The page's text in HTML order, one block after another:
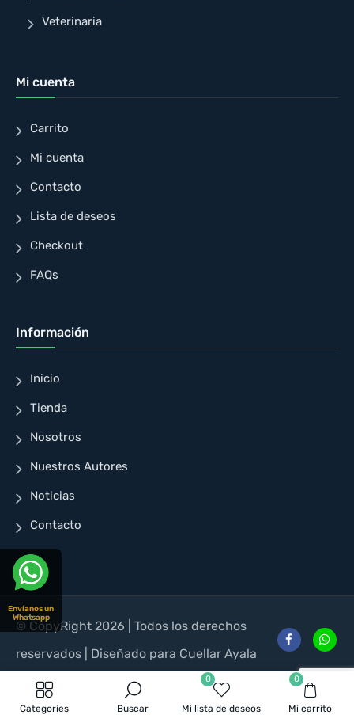
Categories Buscar
0
Mi lista de deseos
0
Mi carrito
Veterinaria
Mi cuenta
Carrito
Mi cuenta
Contacto
Lista de deseos
Checkout
FAQs
Información
Inicio
Tienda
Nosotros
Nuestros Autores
Noticias
Contacto
© CopyRight 2026 | Todos los derechos
reservados | Diseñado para Cuellar Ayala
Envíanos un
Whatsapp